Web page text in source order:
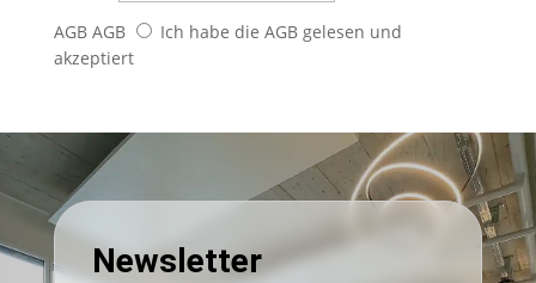
AGB AGB
Ich habe die AGB gelesen und
akzeptiert
Newsletter